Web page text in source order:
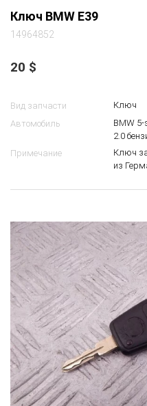
Ключ BMW E39
14964852
20 $
Вид запчасти
Ключ
Автомобиль
BMW
2.0
Примечание
Ключ
из